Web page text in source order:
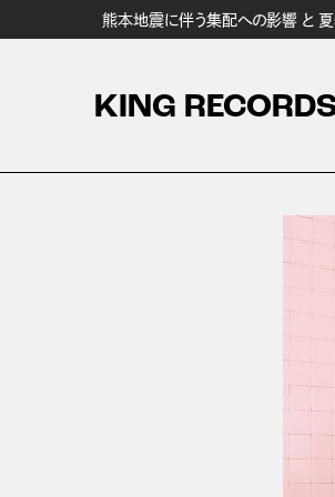
熊本地震に伴う集配への影響 と
KING